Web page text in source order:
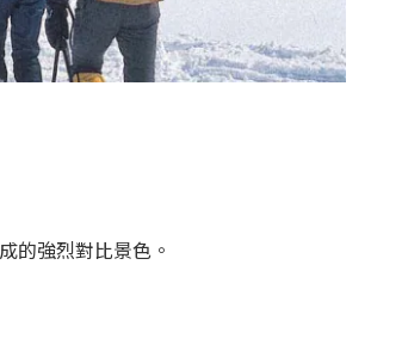
的強烈對比景色。